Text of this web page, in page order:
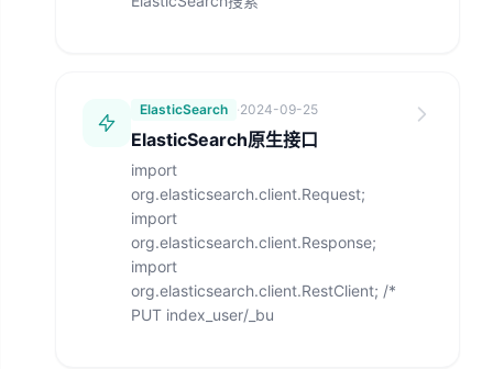
ElasticSearch ·2024-09-25
ElasticSearch原生接口
import
org.elasticsearch.client.Request;
import
org.elasticsearch.client.Response;
import
org.elasticsearch.client.RestClient; /*
PUT index_user/_bu